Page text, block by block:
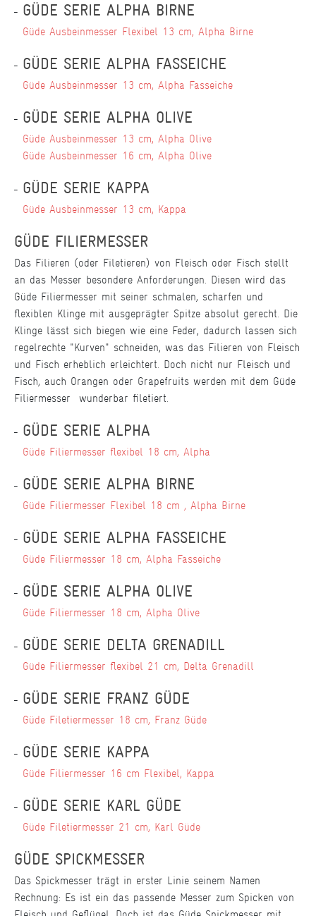
GÜDE SERIE ALPHA BIRNE
Güde Ausbeinmesser Flexibel 13 cm, Alpha Birne
GÜDE SERIE ALPHA FASSEICHE
Güde Ausbeinmesser 13 cm, Alpha Fasseiche
GÜDE SERIE ALPHA OLIVE
Güde Ausbeinmesser 13 cm, Alpha Olive
Güde Ausbeinmesser 16 cm, Alpha Olive
GÜDE SERIE KAPPA
Güde Ausbeinmesser 13 cm, Kappa
GÜDE FILIERMESSER
Das Filieren (oder Filetieren) von Fleisch oder Fisch stellt
an das Messer besondere Anforderungen. Diesen wird das
Güde Filiermesser mit seiner schmalen, scharfen und
flexiblen Klinge mit ausgeprägter Spitze absolut gerecht. Die
Klinge lässt sich biegen wie eine Feder, dadurch lassen sich
regelrechte "Kurven" schneiden, was das Filieren von Fleisch
und Fisch erheblich erleichtert. Doch nicht nur Fleisch und
Fisch, auch Orangen oder Grapefruits werden mit dem Güde
Filiermesser wunderbar filetiert.
GÜDE SERIE ALPHA
Güde Filiermesser flexibel 18 cm, Alpha
GÜDE SERIE ALPHA BIRNE
Güde Filiermesser Flexibel 18 cm , Alpha Birne
GÜDE SERIE ALPHA FASSEICHE
Güde Filiermesser 18 cm, Alpha Fasseiche
GÜDE SERIE ALPHA OLIVE
Güde Filiermesser 18 cm, Alpha Olive
GÜDE SERIE DELTA GRENADILL
Güde Filiermesser flexibel 21 cm, Delta Grenadill
GÜDE SERIE FRANZ GÜDE
Güde Filetiermesser 18 cm, Franz Güde
GÜDE SERIE KAPPA
Güde Filiermesser 16 cm Flexibel, Kappa
GÜDE SERIE KARL GÜDE
Güde Filetiermesser 21 cm, Karl Güde
GÜDE SPICKMESSER
Das Spickmesser trägt in erster Linie seinem Namen
Rechnung: Es ist ein das passende Messer zum Spicken von